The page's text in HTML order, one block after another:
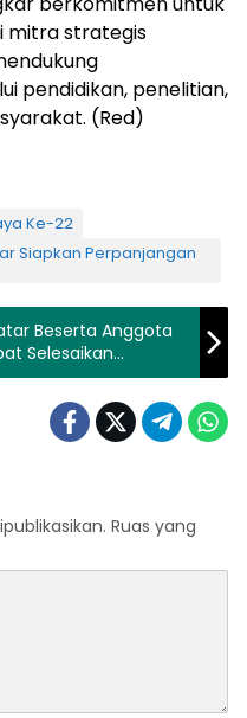
mitra strategis
pendidikan, penelitian,
(Red)
Ke-22
Siapkan Perpanjangan
Beserta Anggota
Selesaikan
Ruas yang